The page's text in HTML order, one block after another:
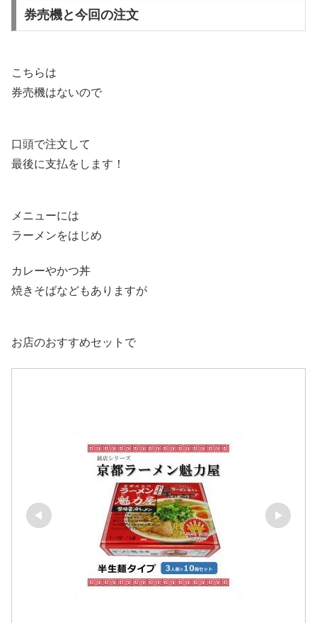
券売機と今回の注文
こちらは
券売機はないので
口頭で注文して
最後に支払をします！
メニューには
ラーメンをはじめ
カレーやかつ丼
焼きそばなどもありますが
お店のおすすめセットで